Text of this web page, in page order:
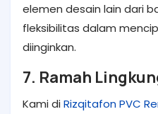
elemen desain lain dari
fleksibilitas dalam
diinginkan.
7. Ramah
Kami diRizqitafon PVC